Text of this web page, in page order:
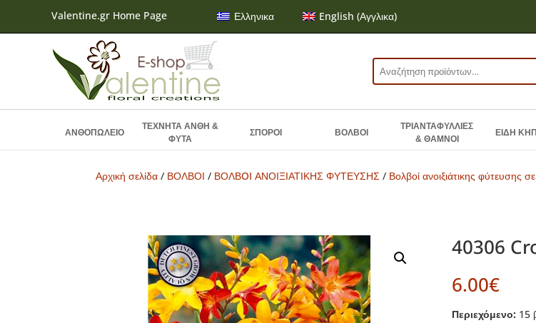
Valentine.gr Home Page Ελληνικα English (Αγγλικα)
Αναζήτηση
για:
ΑΝΘΟΠΩΛΕΙΟ
ΤΕΧΝΗΤΑ ΑΝΘΗ &
ΦΥΤΑ
ΣΠΟΡΟΙ ΒΟΛΒΟΙ
ΤΡΙΑΝΤΑΦΥΛΛΙΕΣ
& ΘΑΜΝΟΙ
ΕΙΔΗ
Αρχική σελίδα / ΒΟΛΒΟΙ / ΒΟΛΒOI ΑΝΟΙΞΙΑΤΙΚΗΣ ΦΥΤΕΥΣΗΣ / Βολβοί ανοιξιάτικης φύτευσης
40306
6.00€
Περιεχόμενο: 15